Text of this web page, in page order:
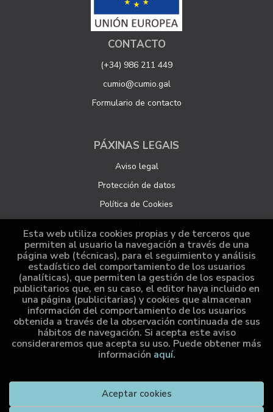
CONTACTO
(+34) 986 211 449
cumio@cumio.gal
Formulario de contacto
PÁXINAS LEGAIS
Aviso legal
Protección de datos
Política de Cookies
ATENCIÓN AO CLIENTE
Quen somos
Pedidos especiais
Distribución
Cumio Editora
. Todos os dereitos reservados |
Grupo Trevenque
Esta web utiliza cookies propias y de terceros que
permiten al usuario la navegación a través de una
página web (técnicas), para el seguimiento y análisis
estadístico del comportamiento de los usuarios
(analíticas), que permiten la gestión de los espacios
publicitarios que, en su caso, el editor haya incluido en
una página (publicitarias) y cookies que almacenan
información del comportamiento de los usuarios
obtenida a través de la observación continuada de sus
hábitos de navegación. Si acepta este aviso
consideraremos que acepta su uso. Puede obtener más
información aquí.
Aceptar cookies